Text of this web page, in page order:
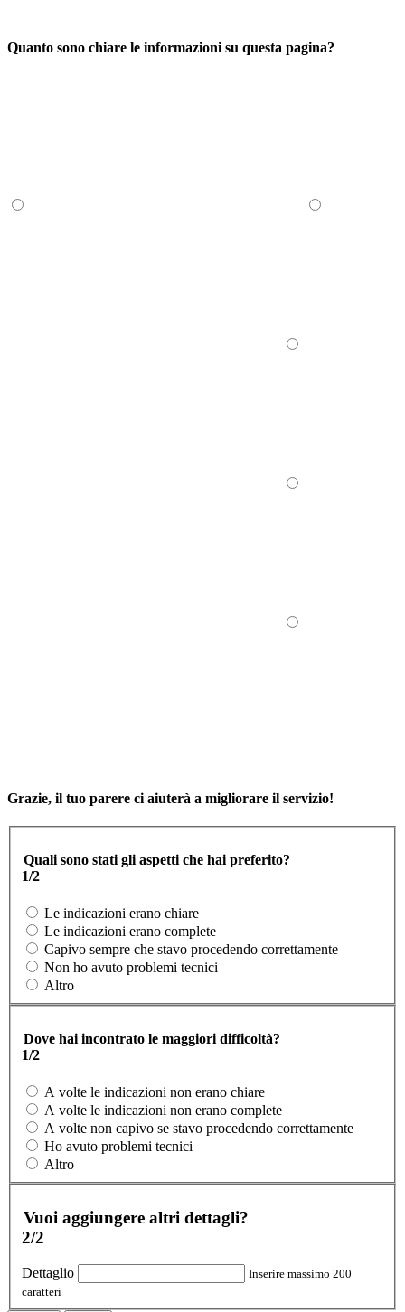
Quanto sono chiare le informazioni su questa pagina?
Grazie, il tuo parere ci aiuterà a migliorare il servizio!
Quali sono stati gli aspetti che hai preferito?
1/2
Le indicazioni erano chiare
Le indicazioni erano complete
Capivo sempre che stavo procedendo correttamente
Non ho avuto problemi tecnici
Altro
Dove hai incontrato le maggiori difficoltà?
1/2
A volte le indicazioni non erano chiare
A volte le indicazioni non erano complete
A volte non capivo se stavo procedendo correttamente
Ho avuto problemi tecnici
Altro
Vuoi aggiungere altri dettagli?
2/2
Dettaglio
Inserire massimo 200
caratteri